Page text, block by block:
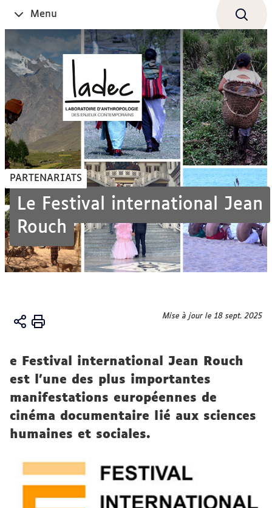
contenu
Ouvrir
le
Menu
PARTENARIATS
Le Festival international Jean
Rouch
Vous
Accueil
Projets
Mise à jour le 18 sept. 2025
e Festival international Jean Rouch
est l’une des plus importantes
manifestations européennes de
cinéma documentaire lié aux sciences
humaines et sociales.